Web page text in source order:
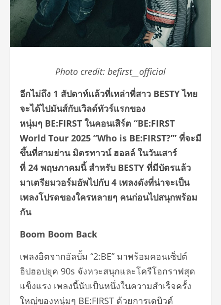
Photo credit: befirst__official
อีกไม่ถึง 1 สัปดาห์แล้วที่เหล่าพี่สาว BESTYไทย
จะได้ไปมันส์กับเวิลด์ทัวร์แรกของ
หนุ่มๆ BE:FIRST ในคอนเสิร์ต “BE:FIRST
World Tour 2025 ”Who is BE:FIRST?’” ที่จะมี
ขึ้นที่สามย่าน มิตรทาวน์ ฮอลล์ ในวันเสาร์
ที่ 24 พฤษภาคมนี้ สำหรับ BESTY ที่มีบัตรแล้ว
มาเตรียมวอร์มอัพไปกับ 4 เพลงดังที่น่าจะเป็น
เพลงโปรดของใครหลายๆ คนก่อนไปสนุกพร้อม
กัน
Boom Boom Back
เพลงฮิตจากอัลบั้ม “2:BE” มาพร้อมคอนเซ็ปต์
ฮิปฮอปยุค 90s จังหวะสนุกและโครีโอกราฟสุด
แข็งแรง เพลงนี้นับเป็นหนึ่งในความสำเร็จครั้ง
ใหญ่ของหนุ่มๆ BE:FIRST ด้วยการเดบิวต์